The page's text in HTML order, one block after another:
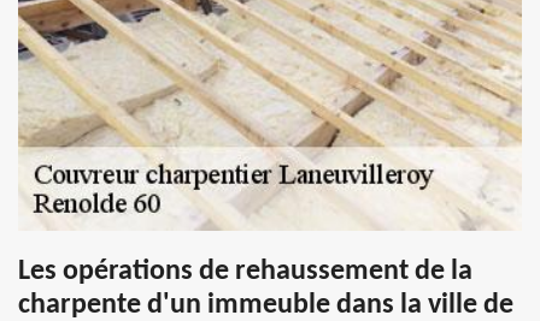
Les opérations de rehaussement de la
charpente d'un immeuble dans la ville de